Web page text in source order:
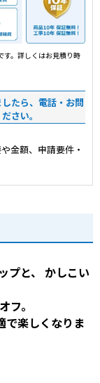
す。詳しくはお見積り時
たら、電話・お問
さい。
金額、申請要件・
プと、 かしこい
フ。
で楽しくなりま